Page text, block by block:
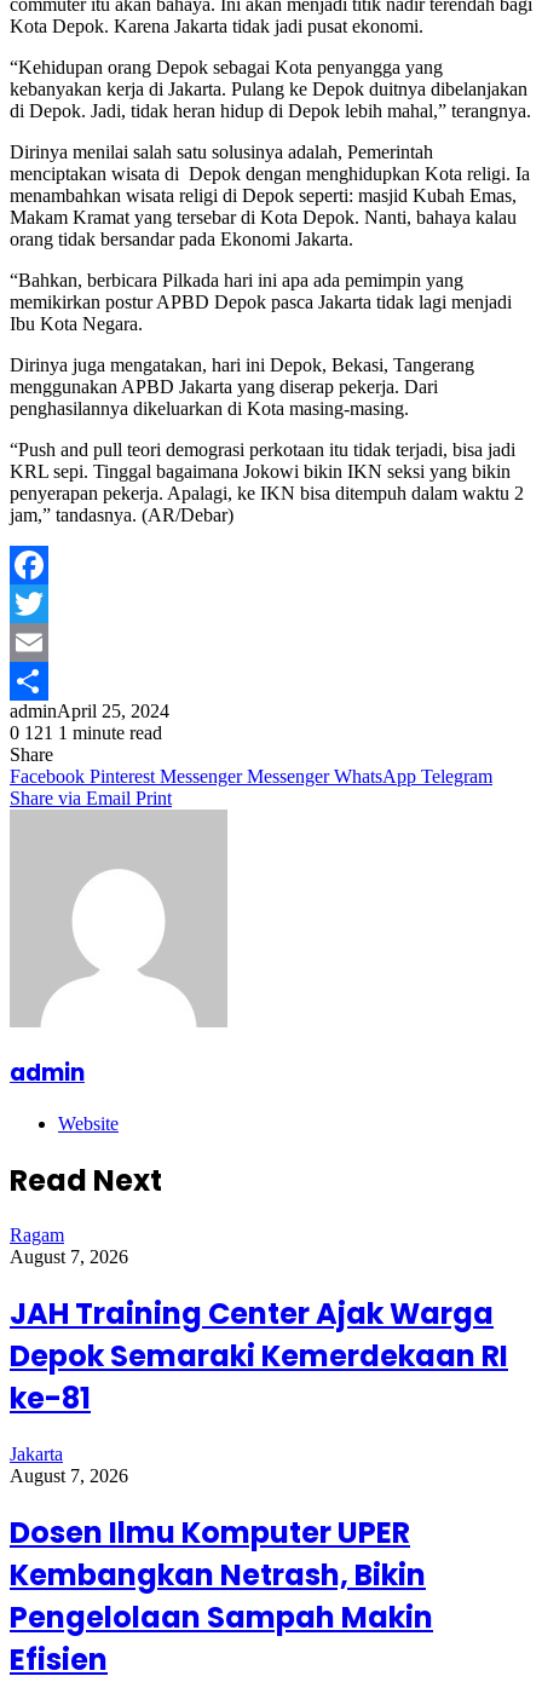
commuter itu akan bahaya. Ini akan menjadi titik nadir terendah bagi
Kota Depok. Karena Jakarta tidak jadi pusat ekonomi.
“Kehidupan orang Depok sebagai Kota penyangga yang
kebanyakan kerja di Jakarta. Pulang ke Depok duitnya dibelanjakan
di Depok. Jadi, tidak heran hidup di Depok lebih mahal,” terangnya.
Dirinya menilai salah satu solusinya adalah, Pemerintah
menciptakan wisata di Depok dengan menghidupkan Kota religi. Ia
menambahkan wisata religi di Depok seperti: masjid Kubah Emas,
Makam Kramat yang tersebar di Kota Depok. Nanti, bahaya kalau
orang tidak bersandar pada Ekonomi Jakarta.
“Bahkan, berbicara Pilkada hari ini apa ada pemimpin yang
memikirkan postur APBD Depok pasca Jakarta tidak lagi menjadi
Ibu Kota Negara.
Dirinya juga mengatakan, hari ini Depok, Bekasi, Tangerang
menggunakan APBD Jakarta yang diserap pekerja. Dari
penghasilannya dikeluarkan di Kota masing-masing.
“Push and pull teori demograsi perkotaan itu tidak terjadi, bisa jadi
KRL sepi. Tinggal bagaimana Jokowi bikin IKN seksi yang bikin
penyerapan pekerja. Apalagi, ke IKN bisa ditempuh dalam waktu 2
jam,” tandasnya. (AR/Debar)
Facebook
Twitter
Email
Share
adminApril 25, 2024
0 121 1 minute read
Share
Facebook Pinterest Messenger Messenger WhatsApp Telegram
Share via Email Print
admin
Website
Read Next
Ragam
August 7, 2026
JAH Training Center Ajak Warga
Depok Semaraki Kemerdekaan RI
ke-81
Jakarta
August 7, 2026
Dosen Ilmu Komputer UPER
Kembangkan Netrash, Bikin
Pengelolaan Sampah Makin
Efisien